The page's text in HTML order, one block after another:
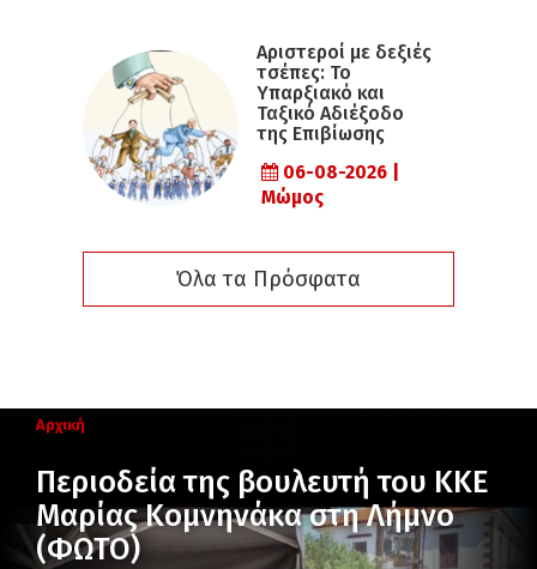
Αριστεροί με δεξιές
τσέπες: Το
Υπαρξιακό και
Ταξικό Αδιέξοδο
της Επιβίωσης
06-08-2026 |
Μώμος
Όλα τα Πρόσφατα
Αρχική
Περιοδεία της βουλευτή του ΚΚΕ
Μαρίας Κομνηνάκα στη Λήμνο
(ΦΩΤΟ)